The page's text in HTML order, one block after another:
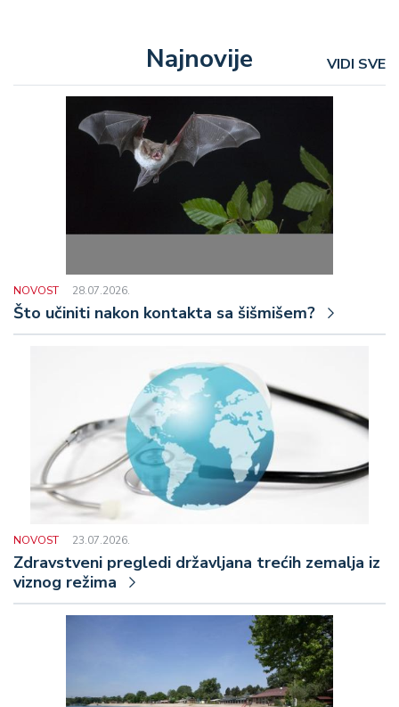
Najnovije VIDI SVE
NOVOST 28.07.2026.
Što učiniti nakon kontakta sa šišmišem?
NOVOST 23.07.2026.
Zdravstveni pregledi državljana trećih zemalja iz
viznog režima